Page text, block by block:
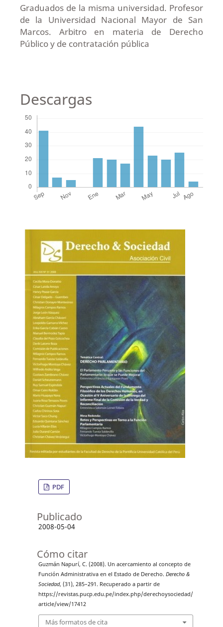
Graduados de la misma universidad. Profesor
de la Universidad Nacional Mayor de San
Marcos. Arbitro en materia de Derecho
Público y de contratación pública
Descargas
PDF
Publicado
2008-05-04
Cómo citar
Guzmán Napurí, C. (2008). Un acercamiento al concepto de
Función Administrativa en el Estado de Derecho. Derecho &
Sociedad, (31), 285–291. Recuperado a partir de
https://revistas.pucp.edu.pe/index.php/derechoysociedad/
article/view/17412
Más formatos de cita